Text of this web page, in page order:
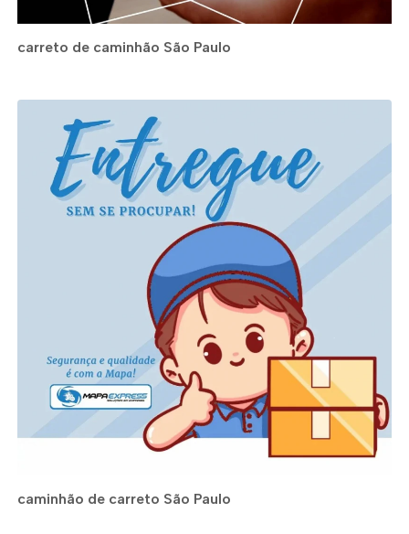
carreto de caminhão São Paulo
caminhão de carreto São Paulo